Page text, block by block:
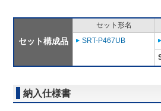
セット構成品
セット形名
SRT-P467UB
納入仕様書